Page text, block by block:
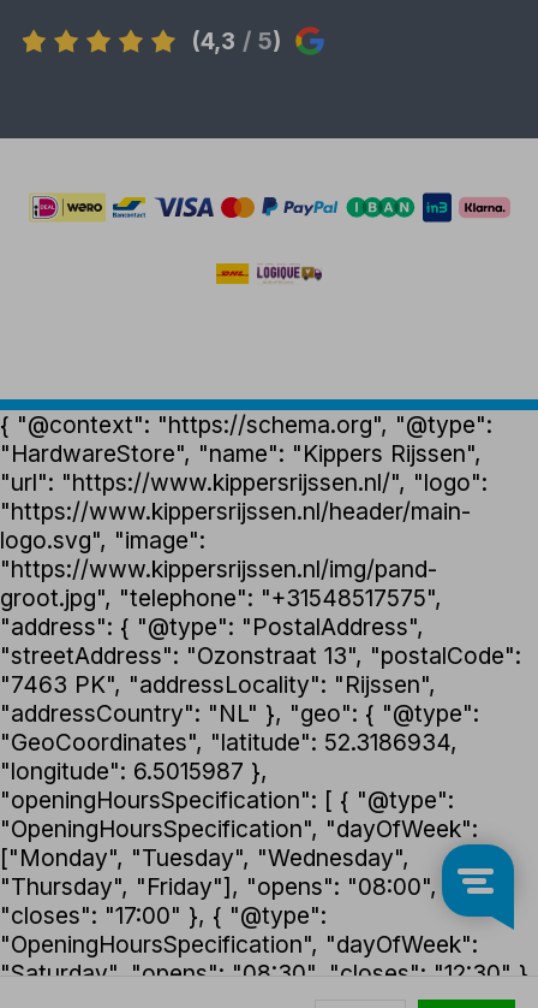
(4,3 / 5)
{ "@context": "https://schema.org", "@type":
"HardwareStore", "name": "Kippers Rijssen",
"url": "https://www.kippersrijssen.nl/", "logo":
"https://www.kippersrijssen.nl/header/main-
logo.svg", "image":
"https://www.kippersrijssen.nl/img/pand-
groot.jpg", "telephone": "+31548517575",
"address": { "@type": "PostalAddress",
"streetAddress": "Ozonstraat 13", "postalCode":
"7463 PK", "addressLocality": "Rijssen",
"addressCountry": "NL" }, "geo": { "@type":
"GeoCoordinates", "latitude": 52.3186934,
"longitude": 6.5015987 },
"openingHoursSpecification": [ { "@type":
"OpeningHoursSpecification", "dayOfWeek":
["Monday", "Tuesday", "Wednesday",
"Thursday", "Friday"], "opens": "08:00",
"closes": "17:00" }, { "@type":
"OpeningHoursSpecification", "dayOfWeek":
"Saturday", "opens": "08:30", "closes": "12:30" }